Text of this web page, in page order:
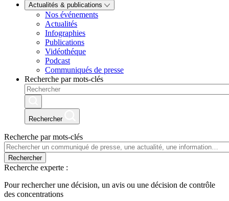
Actualités & publications
Nos événements
Actualités
Infographies
Publications
Vidéothéque
Podcast
Communiqués de presse
Recherche par mots-clés
Rechercher
Recherche par mots-clés
Rechercher
Recherche experte :
Pour rechercher une décision, un avis ou une décision de contrôle
des concentrations